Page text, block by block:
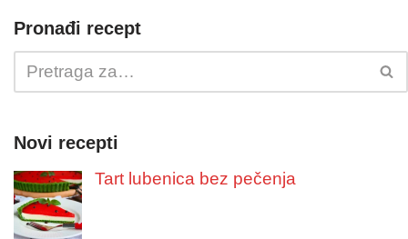
Pronađi recept
Novi recepti
Tart lubenica bez pečenja